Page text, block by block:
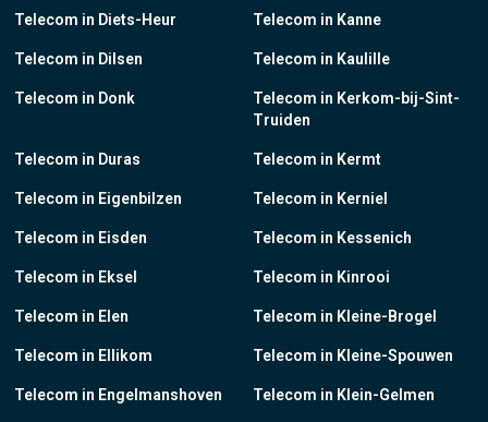
Telecom in Diets-Heur
Telecom in Dilsen
Telecom in Donk
Telecom in Duras
Telecom in Eigenbilzen
Telecom in Eisden
Telecom in Eksel
Telecom in Elen
Telecom in Ellikom
Telecom in Engelmanshoven
Telecom in Kanne
Telecom in Kaulille
Telecom in Kerkom-bij-Sint-
Truiden
Telecom in Kermt
Telecom in Kerniel
Telecom in Kessenich
Telecom in Kinrooi
Telecom in Kleine-Brogel
Telecom in Kleine-Spouwen
Telecom in Klein-Gelmen